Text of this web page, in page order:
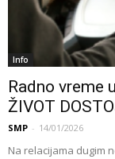
Info
Radno vreme
ŽIVOT
SMP - 14/01/2026
Na relacijama dugim